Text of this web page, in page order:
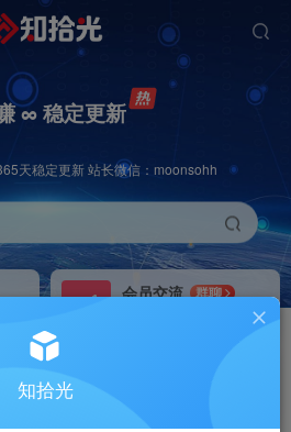
∞ 稳定更新
天稳定更新 站长微信：moonsohh
会员交流
群聊
知拾光